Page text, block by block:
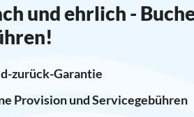
und ehrlich -
zurück-Garantie
Provision und Servicegebühren